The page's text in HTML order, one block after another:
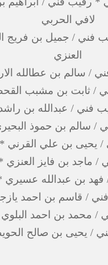
لافي الحربي
فني / جميل بن
العنزي
سالم بن عطالله
/ ثابت بن مشبب
/ عبدالله بن
سالم بن حموذ
بن علي القرني *
ماجد بن فايز
بن عبدالله
/ قاسم بن احمد
محمد بن احمد
/ يحيى بن صالح